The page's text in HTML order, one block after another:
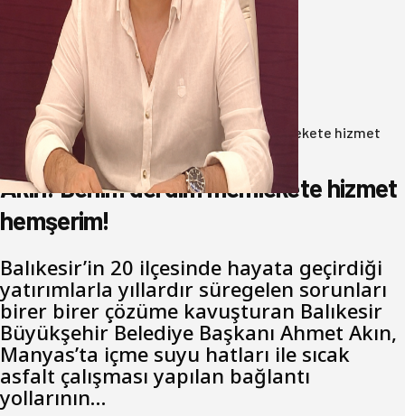
Oğuzbeyi’nden Balıkesirspor
yönetimine cevap : Herkes kendine
yakışanı yapar, buluttan nem
kapmayın!
07 Ağustos 2026
Anasayfa/ Gündem/
Akın: Benim derdim memlekete hizmet
hemşerim!
Akın: Benim derdim memlekete hizmet
hemşerim!
Balıkesir’in 20 ilçesinde hayata geçirdiği
yatırımlarla yıllardır süregelen sorunları
birer birer çözüme kavuşturan Balıkesir
Büyükşehir Belediye Başkanı Ahmet Akın,
Manyas’ta içme suyu hatları ile sıcak
asfalt çalışması yapılan bağlantı
yollarının…